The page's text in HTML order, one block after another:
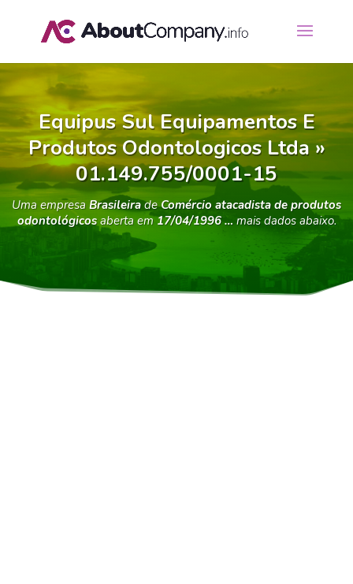
Equipus Sul Equipamentos E
Produtos Odontologicos Ltda »
01.149.755/0001-15
Uma empresa BrasileiradeComércio atacadista de produtos
odontológicosaberta em17/04/1996 …mais dados abaixo.